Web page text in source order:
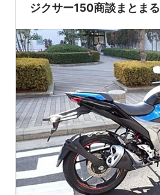
ジクサー150商談まとまる